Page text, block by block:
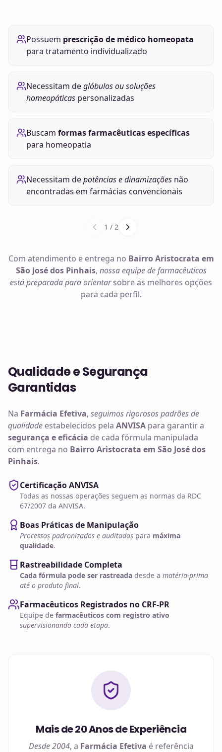
Possuem prescrição de médico homeopata
para tratamento individualizado
Necessitam deglóbulos ou soluções
homeopáticas personalizadas
Buscam formas farmacêuticas específicas
para homeopatia
Necessitam depotências e dinamizações não
encontradas em farmácias convencionais
1 / 2
Com atendimento e entrega no Bairro Aristocrata em
São José dos Pinhais, nossa equipe de farmacêuticos
está preparada para orientarsobre as melhores opções
para cada perfil.
Qualidade e Segurança
Garantidas
Na Farmácia Efetiva, seguimos rigorosos padrões de
qualidade estabelecidos pela ANVISA para garantir a
segurança e eficácia de cada fórmula manipulada
com entrega no Bairro Aristocrata em São José dos
Pinhais.
Certificação ANVISA
Todas as nossas operações seguem as normas da RDC
67/2007 da ANVISA.
Boas Práticas de Manipulação
Processos padronizados e auditados para máxima
qualidade.
Rastreabilidade Completa
Cada fórmula pode ser rastreada desde a matéria-prima
até o produto final.
Farmacêuticos Registrados no CRF-PR
Equipe de farmacêuticos com registro ativo
supervisionando cada etapa.
Mais de 20 Anos de Experiência
Desde 2004, a Farmácia Efetiva é referência